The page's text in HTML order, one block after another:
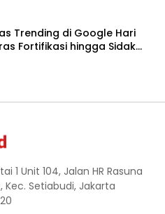
Trending di Google Hari
Fortifikasi hingga Sidak
1 Unit 104, Jalan HR Rasuna
Kec. Setiabudi, Jakarta